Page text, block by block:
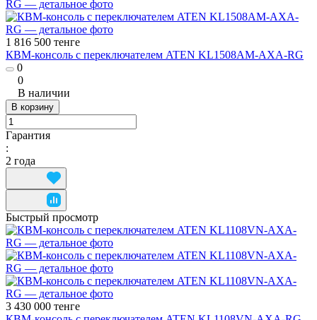
1 816 500 тенге
КВМ-консоль с переключателем ATEN KL1508AM-AXA-RG
0
0
В наличии
В корзину
Гарантия
:
2 года
Быстрый просмотр
3 430 000 тенге